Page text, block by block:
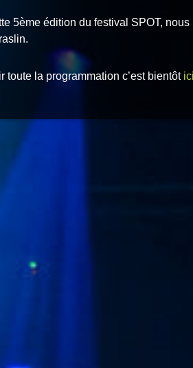
5ème édition du festival SPOT,
toute la programmation c’est bientôt